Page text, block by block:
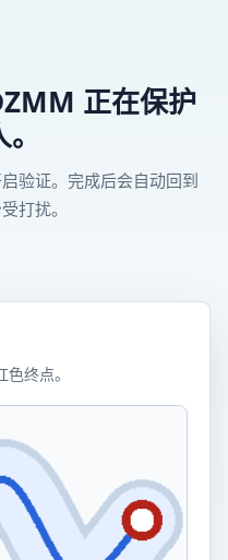
正在保护
验证。完成后会自动回到
打扰。
终点。